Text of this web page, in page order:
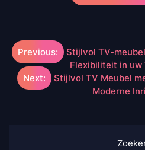
Previous:
Stijlvol TV-
Flexibiliteit in uw
Next:
Stijlvol TV Meubel
Moderne